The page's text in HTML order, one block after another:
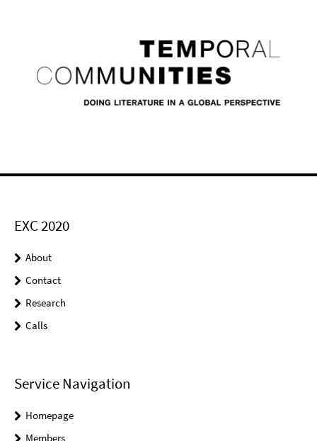
EXC 2020
About
Contact
Research
Calls
Service Navigation
Homepage
Members